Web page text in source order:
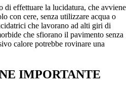
di effettuare la lucidatura, che avviene
con cere, senza utilizzare acqua o
che lavorano ad alti giri di
che sfiorano il pavimento senza
calore potrebbe rovinare una
IMPORTANTE